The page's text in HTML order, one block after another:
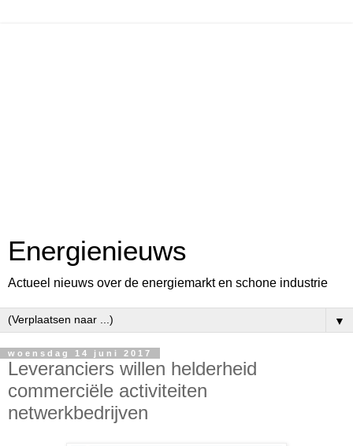
Energienieuws
Actueel nieuws over de energiemarkt en schone industrie
▼
woensdag 14 juni 2017
Leveranciers willen helderheid
commerciële activiteiten
netwerkbedrijven